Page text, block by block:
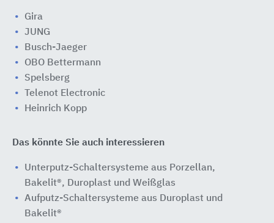
Gira
JUNG
Busch-Jaeger
OBO Bettermann
Spelsberg
Telenot Electronic
Heinrich Kopp
Das könnte Sie auch interessieren
Unterputz-Schaltersysteme aus Porzellan,
Bakelit®, Duroplast und Weißglas
Aufputz-Schaltersysteme aus Duroplast und
Bakelit®